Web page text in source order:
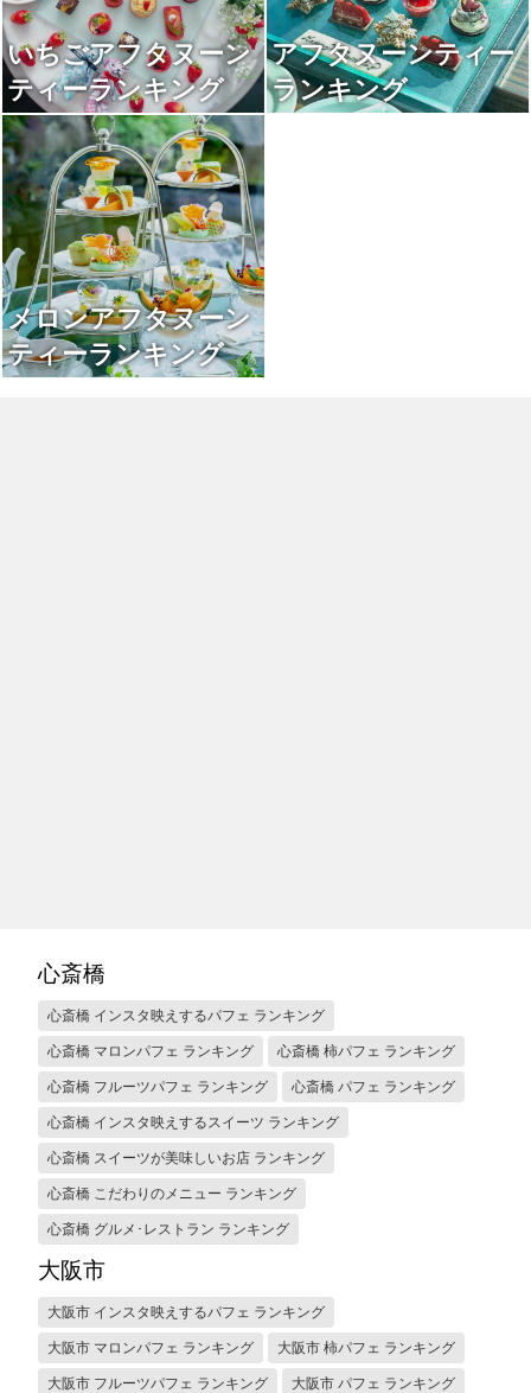
いちごアフタヌーン
ティーランキング
アフタヌーンティー
ランキング
メロンアフタヌーン
ティーランキング
心斎橋
心斎橋 インスタ映えするパフェ ランキング
心斎橋 マロンパフェ ランキング 心斎橋 柿パフェ ランキング
心斎橋 フルーツパフェ ランキング 心斎橋 パフェ ランキング
心斎橋 インスタ映えするスイーツ ランキング
心斎橋 スイーツが美味しいお店 ランキング
心斎橋 こだわりのメニュー ランキング
心斎橋 グルメ･レストラン ランキング
大阪市
大阪市 インスタ映えするパフェ ランキング
大阪市 マロンパフェ ランキング 大阪市 柿パフェ ランキング
大阪市 フルーツパフェ ランキング 大阪市 パフェ ランキング